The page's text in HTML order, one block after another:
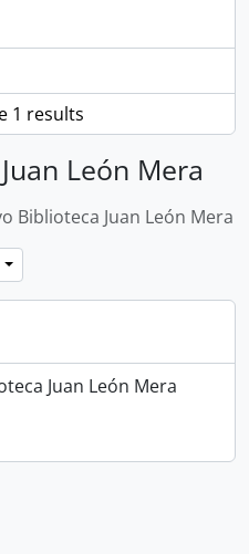
1 results
León Mera
Biblioteca Juan León Mera
Juan León Mera